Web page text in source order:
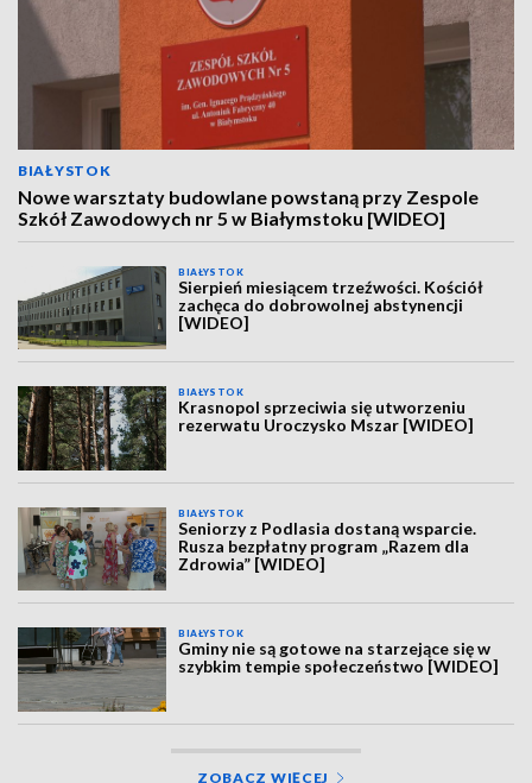
BIAŁYSTOK
Nowe warsztaty budowlane powstaną przy Zespole
Szkół Zawodowych nr 5 w Białymstoku [WIDEO]
BIAŁYSTOK
Sierpień miesiącem trzeźwości. Kościół
zachęca do dobrowolnej abstynencji
[WIDEO]
BIAŁYSTOK
Krasnopol sprzeciwia się utworzeniu
rezerwatu Uroczysko Mszar [WIDEO]
BIAŁYSTOK
Seniorzy z Podlasia dostaną wsparcie.
Rusza bezpłatny program „Razem dla
Zdrowia” [WIDEO]
BIAŁYSTOK
Gminy nie są gotowe na starzejące się w
szybkim tempie społeczeństwo [WIDEO]
ZOBACZ WIĘCEJ